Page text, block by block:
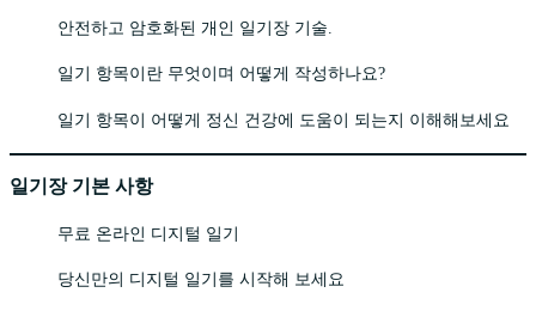
안전하고 암호화된 개인 일기장 기술.
일기 항목이란 무엇이며 어떻게 작성하나요?
일기 항목이 어떻게 정신 건강에 도움이 되는지 이해해보세요
일기장 기본 사항
무료 온라인 디지털 일기
당신만의 디지털 일기를 시작해 보세요